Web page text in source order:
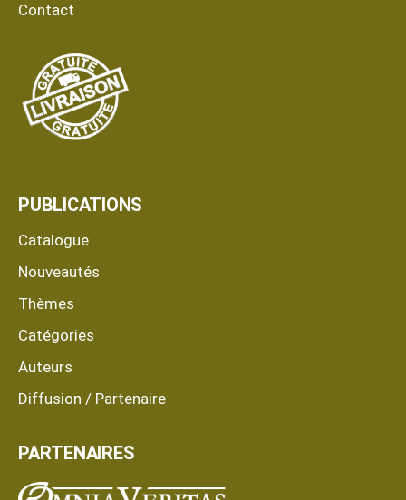
Contact
PUBLICATIONS
Catalogue
Nouveautés
Thèmes
Catégories
Auteurs
Diffusion / Partenaire
PARTENAIRES